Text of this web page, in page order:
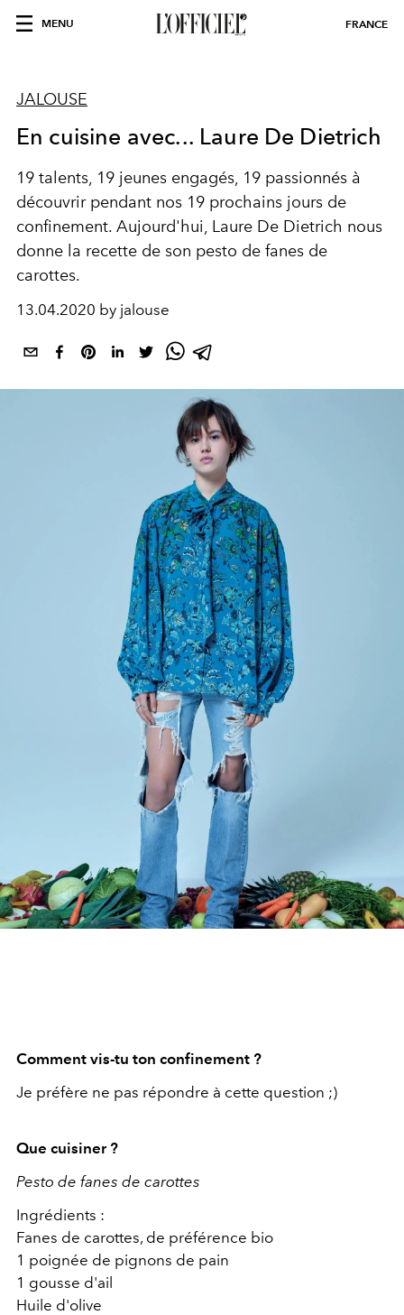
MENU FRANCE
JALOUSE
En cuisine avec... Laure De Dietrich
19 talents, 19 jeunes engagés, 19 passionnés à
découvrir pendant nos 19 prochains jours de
confinement. Aujourd'hui, Laure De Dietrich nous
donne la recette de son pesto de fanes de
carottes.
13.04.2020 by jalouse
Comment vis-tu ton confinement ?
Je préfère ne pas répondre à cette question ;)
Que cuisiner ?
Pesto de fanes de carottes
Ingrédients :
Fanes de carottes, de préférence bio
1 poignée de pignons de pain
1 gousse d'ail
Huile d'olive